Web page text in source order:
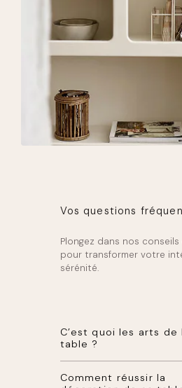
Vos questions
Plongez dans nos
pour transformer votre
sérénité.
C’est quoi les arts de
table ?
différents arts associés
Comment réussir la